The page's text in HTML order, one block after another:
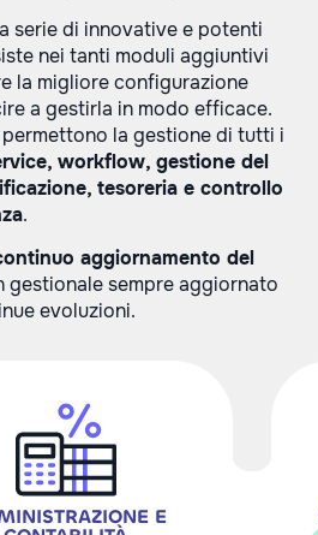
serie di innovative e potenti
nei tanti moduli aggiuntivi
la migliore configurazione
a gestirla in modo efficace.
la gestione di tutti i
workflow, gestione del
tesoreria e controllo
.
aggiornamento del
gestionale sempre aggiornato
evoluzioni.
E